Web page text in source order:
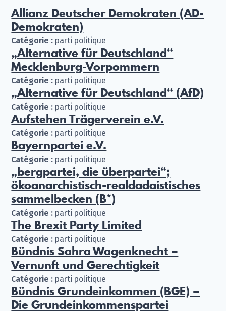
Allianz Deutscher Demokraten (AD-
Demokraten)
Catégorie : parti politique
„Alternative für Deutschland“
Mecklenburg-Vorpommern
Catégorie : parti politique
„Alternative für Deutschland“ (AfD)
Catégorie : parti politique
Aufstehen Trägerverein e.V.
Catégorie : parti politique
Bayernpartei e.V.
Catégorie : parti politique
„bergpartei, die überpartei“;
ökoanarchistisch-realdadaistisches
sammelbecken (B*)
Catégorie : parti politique
The Brexit Party Limited
Catégorie : parti politique
Bündnis Sahra Wagenknecht –
Vernunft und Gerechtigkeit
Catégorie : parti politique
Bündnis Grundeinkommen (BGE) –
Die Grundeinkommenspartei